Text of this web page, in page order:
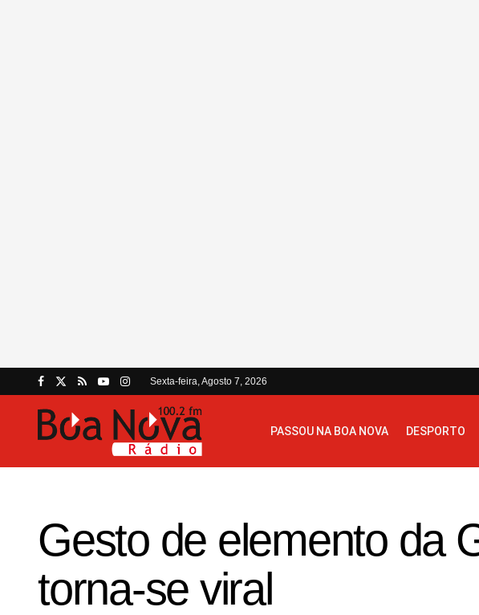
Sexta-feira, Agosto 7, 2026
PASSOU NA BOA NOVA DESPORTO
Gesto de elemento da
torna-se viral